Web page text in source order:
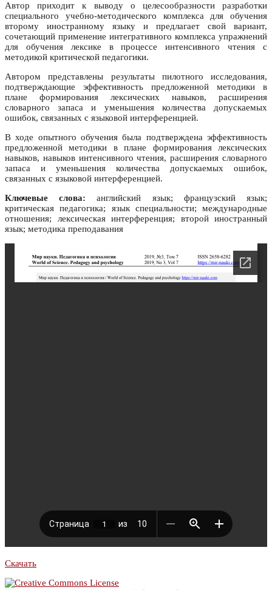
Автор приходит к выводу о целесообразности разработки
специального учебно-методического комплекса для обучения
второму иностранному языку и предлагает свой вариант,
сочетающий применение интегративного комплекса упражнений
для обучения лексике в процессе интенсивного чтения с
методикой критической педагогики.
Автором представлены результаты пилотного исследования,
подтверждающие эффективность предложенной методики в
плане формирования лексических навыков, расширения
словарного запаса и уменьшения количества допускаемых
ошибок, связанных с языковой интерференцией.
В ходе опытного обучения была подтверждена эффективность
предложенной методики в плане формирования лексических
навыков, навыков интенсивного чтения, расширения словарного
запаса и уменьшения количества допускаемых ошибок,
связанных с языковой интерференцией.
Ключевые слова: английский язык; французский язык;
критическая педагогика; язык специальности; международные
отношения; лексическая интерференция; второй иностранный
язык; методика преподавания
Скачать